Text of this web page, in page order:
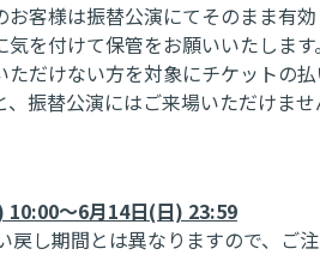
客様は振替公演にてそのまま有効
を付けて保管をお願いいたします。
だけない方を対象にチケットの払
振替公演にはご来場いただけませ
10:00～6月14日(日) 23:59
し期間とは異なりますので、ご注